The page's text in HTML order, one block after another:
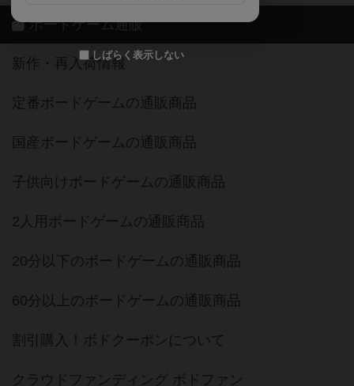
しばらく表示しない
ボードゲーム通販
新作・再入荷情報
定番ボードゲームの通販商品
国産ボードゲームの通販商品
子供向けボードゲームの通販商品
2人用ボードゲームの通販商品
20分以下のボードゲームの通販商品
60分以上のボードゲームの通販商品
割引購入！ボドクーポンについて
クラウドファンディング ボドファン